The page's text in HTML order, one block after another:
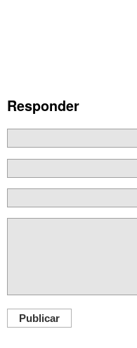
Responder
Publicar